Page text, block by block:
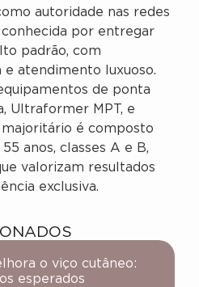
autoridade nas redes
conhecida por entregar
padrão, com
atendimento luxuoso.
de ponta
Ultraformer MPT, e
majoritário é composto
anos, classes A e B,
valorizam resultados
exclusiva.
o viço cutâneo:
esperados